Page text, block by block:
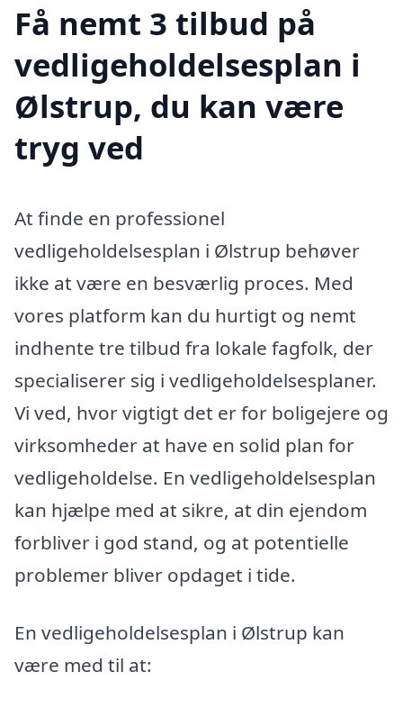
Få nemt 3 tilbud på
vedligeholdelsesplan i
Ølstrup, du kan være
tryg ved
At finde en professionel
vedligeholdelsesplan i Ølstrup behøver
ikke at være en besværlig proces. Med
vores platform kan du hurtigt og nemt
indhente tre tilbud fra lokale fagfolk, der
specialiserer sig i vedligeholdelsesplaner.
Vi ved, hvor vigtigt det er for boligejere og
virksomheder at have en solid plan for
vedligeholdelse. En vedligeholdelsesplan
kan hjælpe med at sikre, at din ejendom
forbliver i god stand, og at potentielle
problemer bliver opdaget i tide.
En vedligeholdelsesplan i Ølstrup kan
være med til at: